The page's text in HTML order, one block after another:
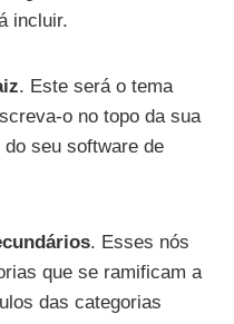
incluir.
. Este será o tema
o no topo da sua
seu software de
. Esses nós
que se ramificam a
das categorias